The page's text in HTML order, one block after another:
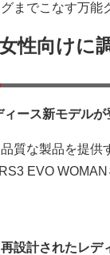
までこなす万能
性向け
ース新モデルが
質な製品を提供
EVO
設計されたレデ